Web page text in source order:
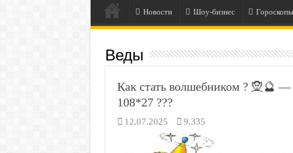
Новости Шоу-бизнес Гороскопы
Веды
Как стать волшебником ? 🧝🔮 —
108*27 ???
12.07.2025 9,335